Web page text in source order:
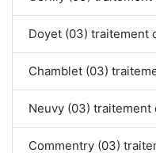
Doyet (03) traitement
Chamblet (03)
Neuvy (03) traitement
Commentry (03)